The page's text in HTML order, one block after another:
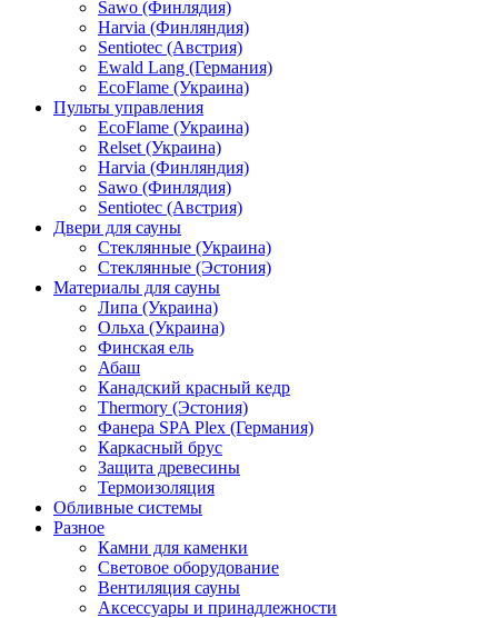
Sawo (Финлядия)
Harvia (Финляндия)
Sentiotec (Австрия)
Ewald Lang (Германия)
EcoFlame (Украина)
Пульты управления
EcoFlame (Украина)
Relset (Украина)
Harvia (Финляндия)
Sawo (Финлядия)
Sentiotec (Австрия)
Двери для сауны
Стеклянные (Украина)
Стеклянные (Эстония)
Материалы для сауны
Липа (Украина)
Ольха (Украина)
Финская ель
Абаш
Канадский красный кедр
Thermory (Эстония)
Фанера SPA Plex (Германия)
Каркасный брус
Защита древесины
Термоизоляция
Обливные системы
Разное
Камни для каменки
Световое оборудование
Вентиляция сауны
Аксессуары и принадлежности